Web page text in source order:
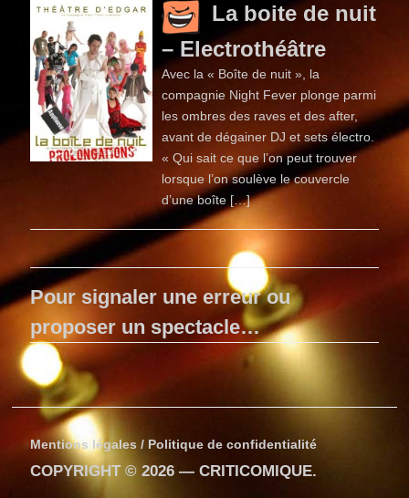
La boite de nuit
– Electrothéâtre
Avec la « Boîte de nuit », la
compagnie Night Fever plonge parmi
les ombres des raves et des after,
avant de dégainer DJ et sets électro.
« Qui sait ce que l’on peut trouver
lorsque l’on soulève le cou­vercle
d’une boîte […]
Pour signaler une erreur ou
proposer un spectacle…
Mentions légales / Politique de confidentialité
COPYRIGHT © 2026 —CRITICOMIQUE.